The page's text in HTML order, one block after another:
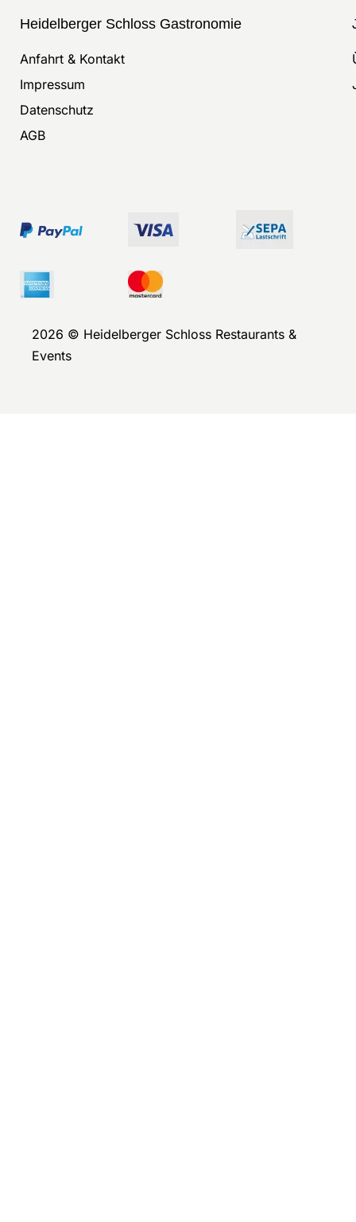
Heidelberger Schloss Gastronomie
Anfahrt & Kontakt
Impressum
Datenschutz
AGB
2026 © Heidelberger Schloss Restaurants &
Events